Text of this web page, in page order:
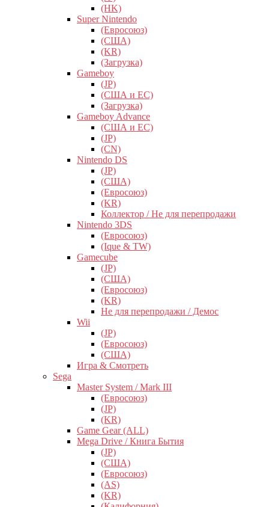
(HK)
Super Nintendo
(Евросоюз)
(США)
(KR)
(Загрузка)
Gameboy
(JP)
(США и ЕС)
(Загрузка)
Gameboy Advance
(США и ЕС)
(JP)
(CN)
Nintendo DS
(JP)
(США)
(Евросоюз)
(KR)
Коллектор / Не для перепродажи
Nintendo 3DS
(Евросоюз)
(Ique & TW)
Gamecube
(JP)
(США)
(Евросоюз)
(KR)
Не для перепродажи / Демос
Wii
(JP)
(Евросоюз)
(США)
Игра & Смотреть
Sega
Master System / Mark III
(Евросоюз)
(JP)
(KR)
Game Gear (ALL)
Mega Drive / Книга Бытия
(JP)
(США)
(Евросоюз)
(AS)
(KR)